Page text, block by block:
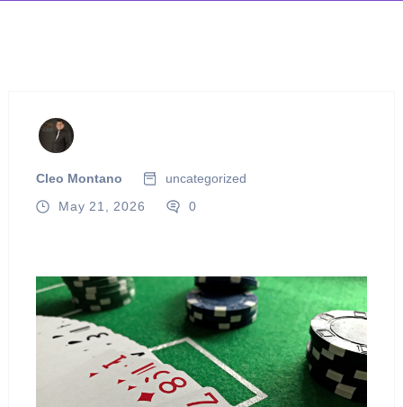
Cleo Montano
uncategorized
May 21, 2026
0